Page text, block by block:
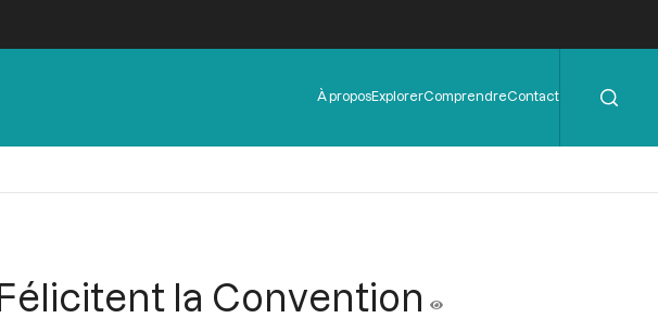
Menu
de
À proposExplorerComprendreContact
la Convention